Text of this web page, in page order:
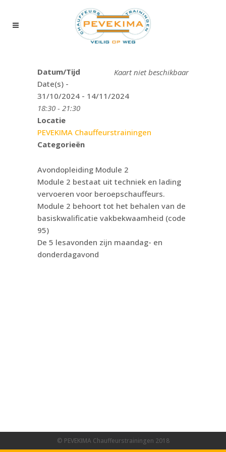
Kaart niet beschikbaar
Datum/Tijd
Date(s) -
31/10/2024 - 14/11/2024
18:30 - 21:30
Locatie
PEVEKIMA Chauffeurstrainingen
Categorieën
Avondopleiding Module 2
Module 2 bestaat uit techniek en lading
vervoeren voor beroepschauffeurs.
Module 2 behoort tot het behalen van de
basiskwalificatie vakbekwaamheid (code
95)
De 5 lesavonden zijn maandag- en
donderdagavond
© PEVEKIMA Chauffeurstrainingen 2018